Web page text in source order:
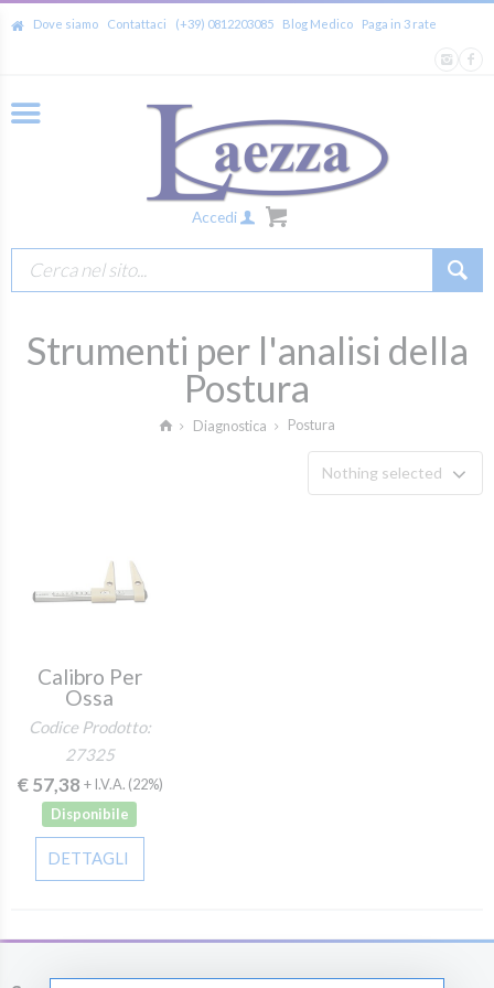
Dove siamo Contattaci (+39) 0812203085 Blog Medico Paga in 3 rate
Accedi
Strumenti per l'analisi della
Postura
Diagnostica Postura
Nothing selected
Calibro Per
Ossa
Codice Prodotto:
27325
€ 57,38 + I.V.A. (22%)
Disponibile
DETTAGLI